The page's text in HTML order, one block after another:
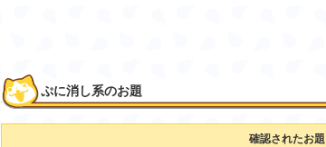
ぷに消し系のお題
確認されたお題